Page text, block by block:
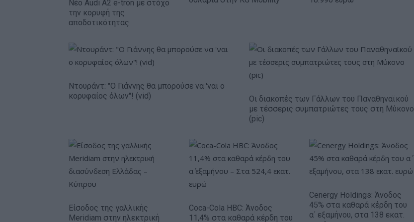
Νέο Audi A2 e-tron με στόχο
την κορυφή της
αποδοτικότητας
Ντουράντ: "Ο Γιάννης θα μπορούσε να 'ναι ο
κορυφαίος όλων"! (vid)
Οι διακοπές των Γάλλων του Παναθηναϊκού
με τέσσερις συμπατριώτες τους στη Μύκονο
(pic)
Είσοδος της γαλλικής
Meridiam στην ηλεκτρική
Coca-Cola HBC: Άνοδος
11,4% στα καθαρά κέρδη του
Cenergy Holdings: Άνοδος
45% στα καθαρά κέρδη του
α΄ εξαμήνου, στα 138 εκατ.